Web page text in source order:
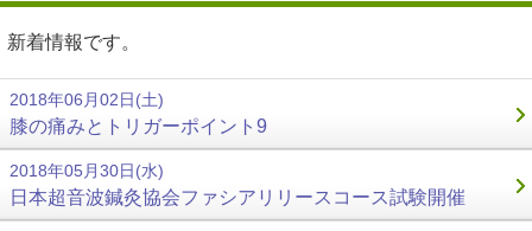
新着情報です。
2018年06月02日(土)
膝の痛みとトリガーポイント9
2018年05月30日(水)
日本超音波鍼灸協会ファシアリリースコース試験開催